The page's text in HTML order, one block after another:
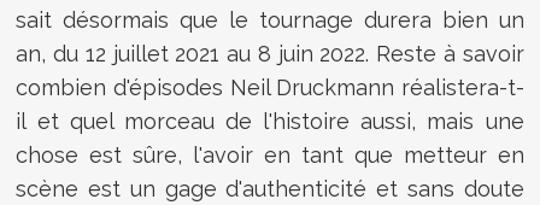
sait désormais que le tournage durera bien un
an, du 12 juillet 2021 au 8 juin 2022. Reste à savoir
combien d'épisodes Neil Druckmann réalistera-t-
il et quel morceau de l'histoire aussi, mais une
chose est sûre, l'avoir en tant que metteur en
scène est un gage d'authenticité et sans doute